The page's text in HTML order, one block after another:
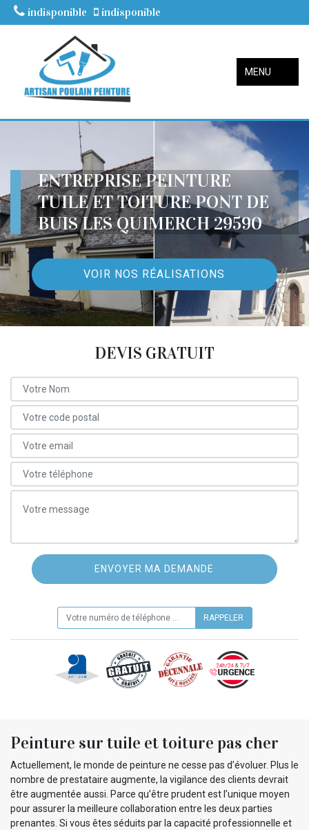
indisponible indisponible
MENU
ENTREPRISE PEINTURE
TUILE ET TOITURE PONT DE
BUIS LES QUIMERCH 29590
VOIR NOS RÉALISATIONS
DEVIS GRATUIT
Peinture sur tuile et toiture pas cher
Actuellement, le monde de peinture ne cesse pas d’évoluer. Plus le
nombre de prestataire augmente, la vigilance des clients devrait
être augmentée aussi. Parce qu’être prudent est l’unique moyen
pour assurer la meilleure collaboration entre les deux parties
prenantes. Si vous êtes séduits par la capacité professionnelle et